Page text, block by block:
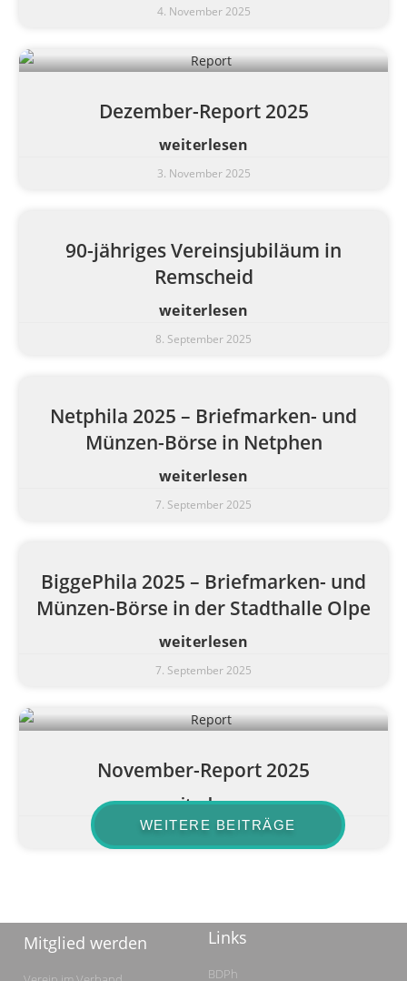
4. November 2025
Dezember-Report 2025
weiterlesen
3. November 2025
90-jähriges Vereinsjubiläum in
Remscheid
weiterlesen
8. September 2025
Netphila 2025 – Briefmarken- und
Münzen-Börse in Netphen
weiterlesen
7. September 2025
BiggePhila 2025 – Briefmarken- und
Münzen-Börse in der Stadthalle Olpe
weiterlesen
7. September 2025
November-Report 2025
weiterlesen
6. September 2025
WEITERE BEITRÄGE
Mitglied werden Links
BDPh